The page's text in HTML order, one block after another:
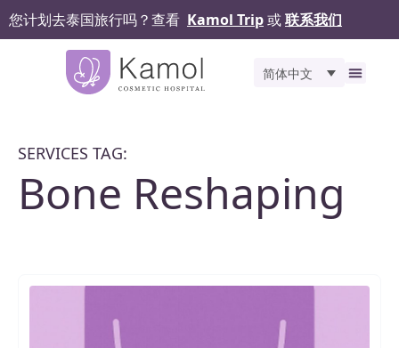
您计划去泰国旅行吗？查看 Kamol Trip或联系我们
简体中文
SERVICES TAG:
Bone Reshaping